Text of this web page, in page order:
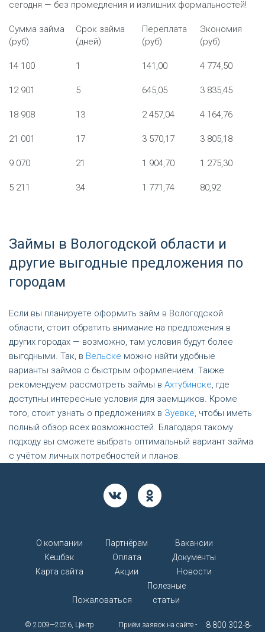
сегодня — без промедления и излишних формальностей!
Сумма займа
(руб)
Срок займа
(дней)
Переплата
(руб)
Экономия
(руб)
14 100 1 141,00 4 774,50
12 901 5 645,05 3 835,45
18 908 13 2 457,04 4 164,76
21 001 17 3 570,17 3 805,18
9 070 21 1 904,70 1 275,30
5 211 34 1 771,74 80,92
Займы в Вологодской области и
другие выгодные предложения по
городам
Если вы планируете оформить займ в Вологодской
области, стоит обратить внимание на предложения в
других городах — возможно, там условия будут более
выгодными. Так, в Вельске можно найти удобные
варианты займов с быстрым оформлением. Также
рекомендуем рассмотреть займы в Ахтубинске, где
доступны интересные условия для заемщиков. Кроме
того, стоит узнать о предложениях в Зуевке, чтобы иметь
полный обзор всех возможностей. Благодаря такому
подходу вы сможете выбрать оптимальный вариант займа
с учётом личных потребностей и планов.
О компании Партнёрам
Вакансии
Кешбэк
Оплата
Документы
Карта сайта
Акции Новости
Пожаловаться
Полезные
статьи
© 2009—2026, Центр
Приём заявок на сайте -
8 800 302-8-